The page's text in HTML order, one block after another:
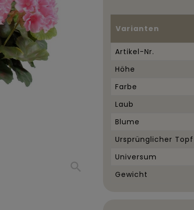
search
Varianten
Artikel-Nr.
Höhe
Farbe
Laub
Blume
Ursprünglicher Topf
Universum
Gewicht